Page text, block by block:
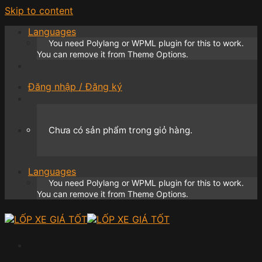
Skip to content
Languages
You need Polylang or WPML plugin for this to work.
You can remove it from Theme Options.
Đăng nhập / Đăng ký
Chưa có sản phẩm trong giỏ hàng.
Languages
You need Polylang or WPML plugin for this to work.
You can remove it from Theme Options.